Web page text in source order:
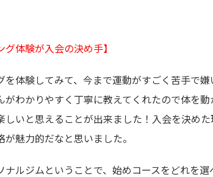
グ体験が入会の決め手】
を体験してみて、今まで運動がすごく苦手で
がわかりやすく丁寧に教えてくれたので体を
しいと思えることが出来ました！入会を決め
が魅力的だなと思いました。
ナルジムということで、始めコースをどれを